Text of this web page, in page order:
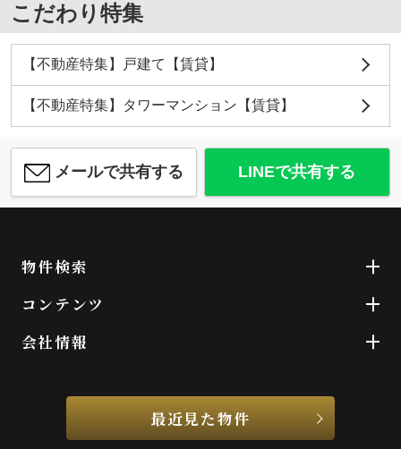
こだわり特集
【不動産特集】戸建て【賃貸】
【不動産特集】タワーマンション【賃貸】
メールで共有する LINEで共有する
物件検索
コンテンツ
会社情報
最近見た物件